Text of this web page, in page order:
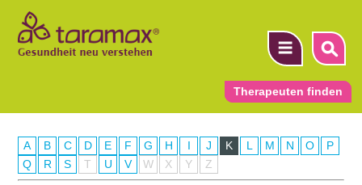
Therapeuten finden
A B C D E F G H I J K L M N O
P
Q
R S T U V W X Y Z